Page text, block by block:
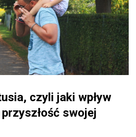
czyli jaki wpływ
swojej